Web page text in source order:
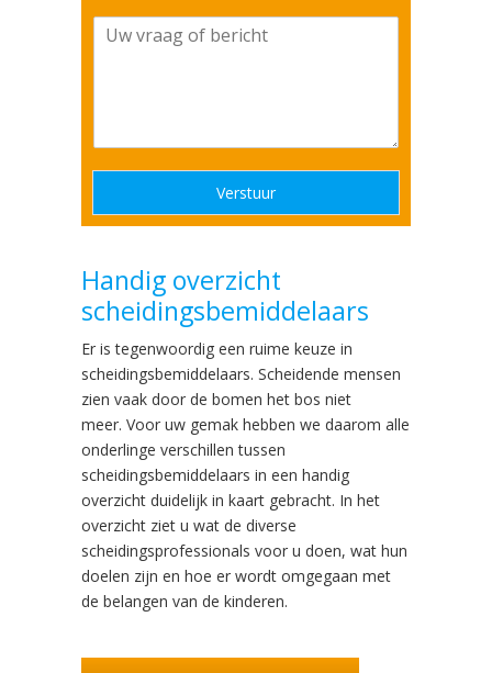
b
r
i
c
t
*
Verstuur
Handig overzicht
scheidingsbemiddelaars
Er is tegenwoordig een ruime keuze in
scheidingsbemiddelaars. Scheidende mensen
zien vaak door de bomen het bos niet
meer. Voor uw gemak hebben we daarom alle
onderlinge verschillen tussen
scheidingsbemiddelaars in een handig
overzicht duidelijk in kaart gebracht. In het
overzicht ziet u wat de diverse
scheidingsprofessionals voor u doen, wat hun
doelen zijn en hoe er wordt omgegaan met
de belangen van de kinderen.